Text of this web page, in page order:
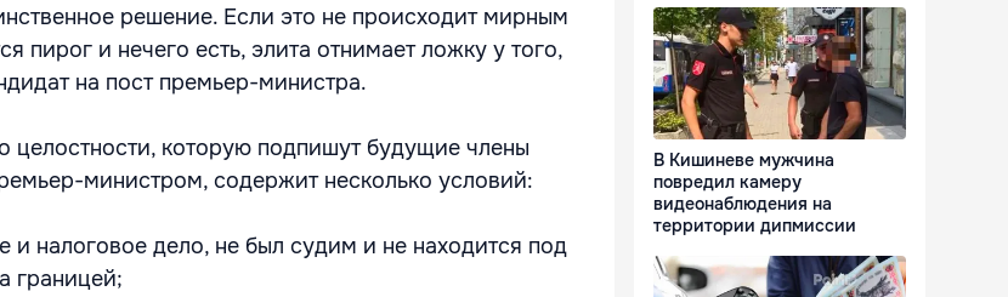
решение. Если это не происходит мирным
пирог и нечего есть, элита отнимает ложку у того,
на пост премьер-министра.
целостности, которую подпишут будущие члены
министром, содержит несколько условий:
и налоговое дело, не был судим и не находится под
границей;
В Кишиневе мужчина
повредил камеру
видеонаблюдения на
территории дипмиссии